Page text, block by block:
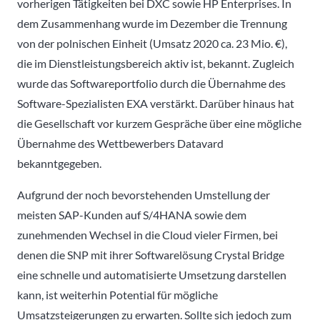
vorherigen Tätigkeiten bei DXC sowie HP Enterprises. In
dem Zusammenhang wurde im Dezember die Trennung
von der polnischen Einheit (Umsatz 2020 ca. 23 Mio. €),
die im Dienstleistungsbereich aktiv ist, bekannt. Zugleich
wurde das Softwareportfolio durch die Übernahme des
Software-Spezialisten EXA verstärkt. Darüber hinaus hat
die Gesellschaft vor kurzem Gespräche über eine mögliche
Übernahme des Wettbewerbers Datavard
bekanntgegeben.
Aufgrund der noch bevorstehenden Umstellung der
meisten SAP-Kunden auf S/4HANA sowie dem
zunehmenden Wechsel in die Cloud vieler Firmen, bei
denen die SNP mit ihrer Softwarelösung Crystal Bridge
eine schnelle und automatisierte Umsetzung darstellen
kann, ist weiterhin Potential für mögliche
Umsatzsteigerungen zu erwarten. Sollte sich jedoch zum